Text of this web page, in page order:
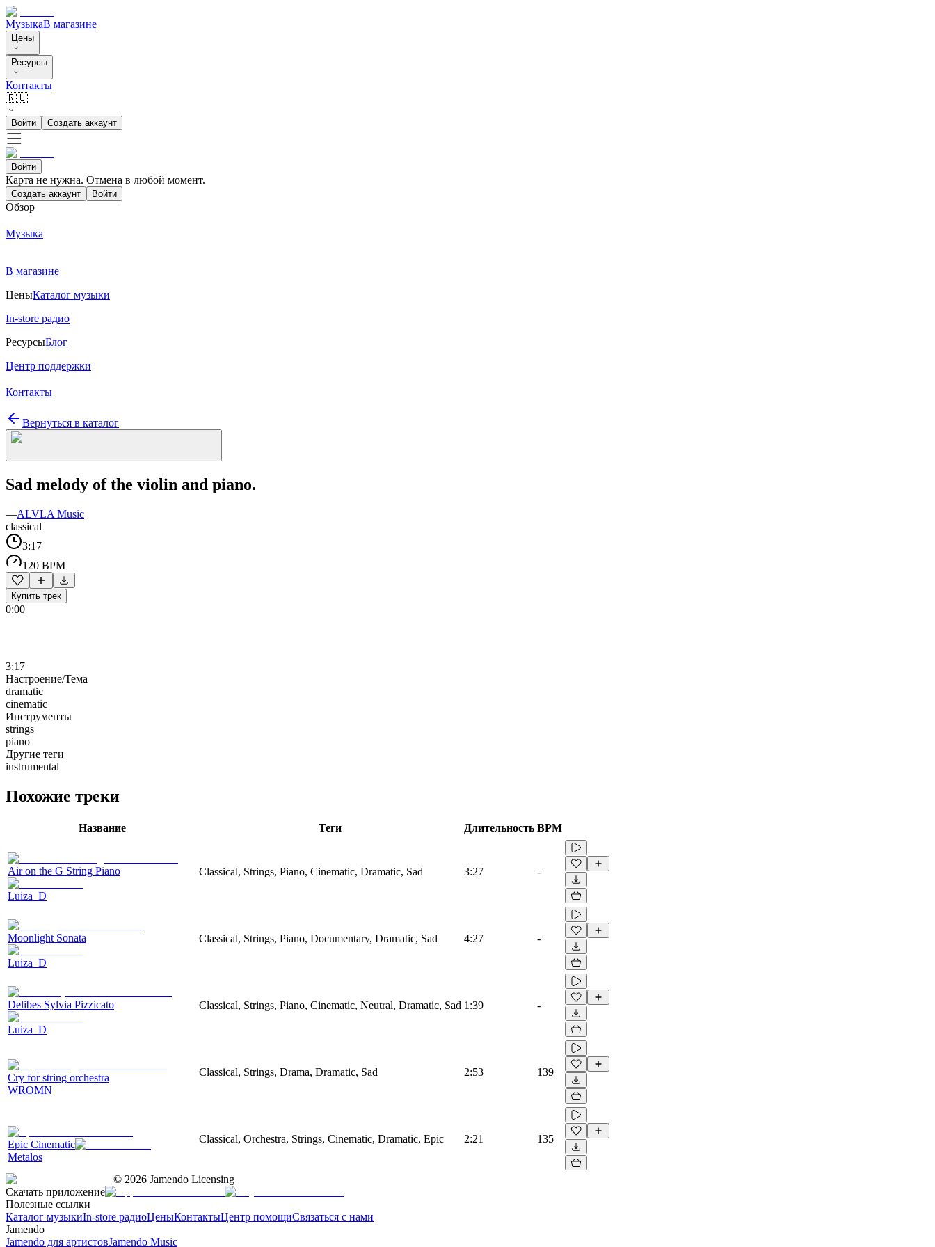
МузыкаВ магазине
Цены
Ресурсы
Контакты
🇷🇺
Войти Создать аккаунт
Войти
Карта не нужна. Отмена в любой момент.
Создать аккаунт Войти
Обзор
Музыка
В магазине
ЦеныКаталог музыки
In-store радио
РесурсыБлог
Центр поддержки
Контакты
Вернуться в каталог
Sad melody of the violin and piano.
—ALVLA Music
classical
3:17
120 BPM
Купить трек
0:00
3:17
Настроение/Тема
dramatic
cinematic
Инструменты
strings
piano
Другие теги
instrumental
Похожие треки
Название Теги Длительность BPM
Air on the G String Piano
Luiza_D
Classical, Strings, Piano, Cinematic, Dramatic, Sad 3:27 -
Moonlight Sonata
Luiza_D
Classical, Strings, Piano, Documentary, Dramatic, Sad 4:27 -
Delibes Sylvia Pizzicato
Luiza_D
Classical, Strings, Piano, Cinematic, Neutral, Dramatic, Sad 1:39 -
Cry for string orchestra
WROMN
Classical, Strings, Drama, Dramatic, Sad 2:53 139
Epic Cinematic
Metalos
Classical, Orchestra, Strings, Cinematic, Dramatic, Epic 2:21 135
© 2026 Jamendo Licensing
Скачать приложение
Полезные ссылки
Каталог музыкиIn-store радиоЦеныКонтактыЦентр помощиСвязаться с нами
Jamendo
Jamendo для артистовJamendo Music